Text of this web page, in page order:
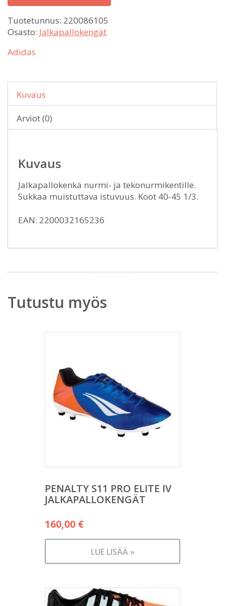
Tuotetunnus: 220086105
Osasto: Jalkapallokengät
Adidas
Kuvaus
Arviot (0)
Kuvaus
Jalkapallokenkä nurmi- ja tekonurmikentille.
Sukkaa muistuttava istuvuus. Koot 40-45 1/3.
EAN: 2200032165236
Tutustu myös
PENALTY S11 PRO ELITE IV
JALKAPALLOKENGÄT
160,00 €
LUE LISÄÄ »